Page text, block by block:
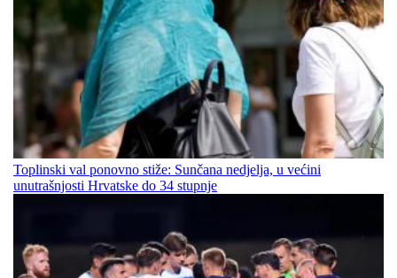
Toplinski val ponovno stiže: Sunčana nedjelja, u većini
unutrašnjosti Hrvatske do 34 stupnje